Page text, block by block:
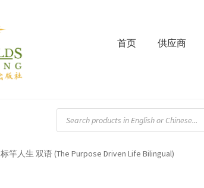
首页 供应商
搜
商
标竿人生 双语 (The Purpose Driven Life Bilingual)